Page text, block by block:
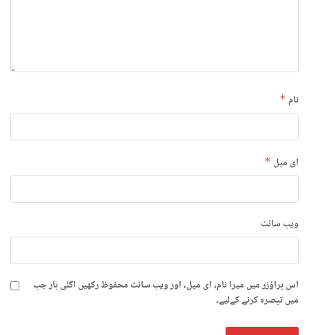
نام *
ای میل *
ویب‌ سائٹ
اس براؤزر میں میرا نام، ای میل، اور ویب سائٹ محفوظ رکھیں اگلی بار جب
میں تبصرہ کرنے کےلیے۔